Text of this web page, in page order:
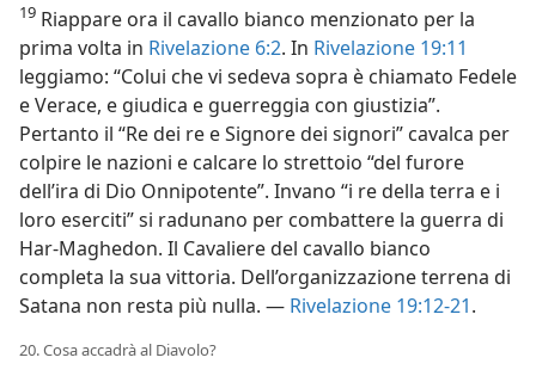
19 Riappare ora il cavallo bianco menzionato per la
prima volta in Rivelazione 6:2. In Rivelazione 19:11
leggiamo: “Colui che vi sedeva sopra è chiamato Fedele
e Verace, e giudica e guerreggia con giustizia”.
Pertanto il “Re dei re e Signore dei signori” cavalca per
colpire le nazioni e calcare lo strettoio “del furore
dell’ira di Dio Onnipotente”. Invano “i re della terra e i
loro eserciti” si radunano per combattere la guerra di
Har-Maghedon. Il Cavaliere del cavallo bianco
completa la sua vittoria. Dell’organizzazione terrena di
Satana non resta più nulla. — Rivelazione 19:12-21.
20. Cosa accadrà al Diavolo?